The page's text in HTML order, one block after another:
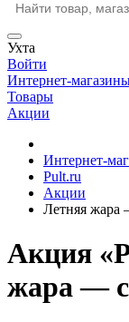
Ухта
Войти
Интернет-
Товары
Акции
Интернет-
Pult.ru
Акции
Летняя жара
Акция
жара —